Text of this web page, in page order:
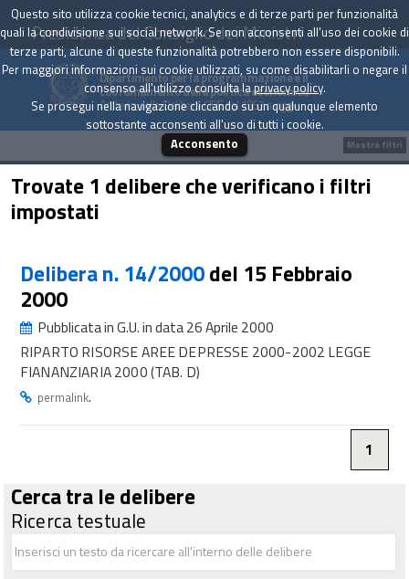
Presidenza del Consiglio dei Ministri
Dipartimento per la programmazione e il
coordinamento della politica economica
Archivio delle Delibere CIPE dal 1967 a oggi
Trovate 1 delibere che verificano i filtri
impostati
Delibera n. 14/2000del 15 Febbraio
2000
Pubblicata in G.U. in data 26 Aprile 2000
RIPARTO RISORSE AREE DEPRESSE 2000-2002 LEGGE
FIANANZIARIA 2000 (TAB. D)
permalink.
1
Cerca tra le delibere
Ricerca testuale
Mostra filtri
Questo sito utilizza cookie tecnici, analytics e di terze parti per funzionalità
quali la condivisione sui social network. Se non acconsenti all'uso dei cookie di
terze parti, alcune di queste funzionalità potrebbero non essere disponibili.
Per maggiori informazioni sui cookie utilizzati, su come disabilitarli o negare il
consenso all'utilizzo consulta laprivacy policy.
Se prosegui nella navigazione cliccando su un qualunque elemento
sottostante acconsenti all'uso di tutti i cookie.
Acconsento